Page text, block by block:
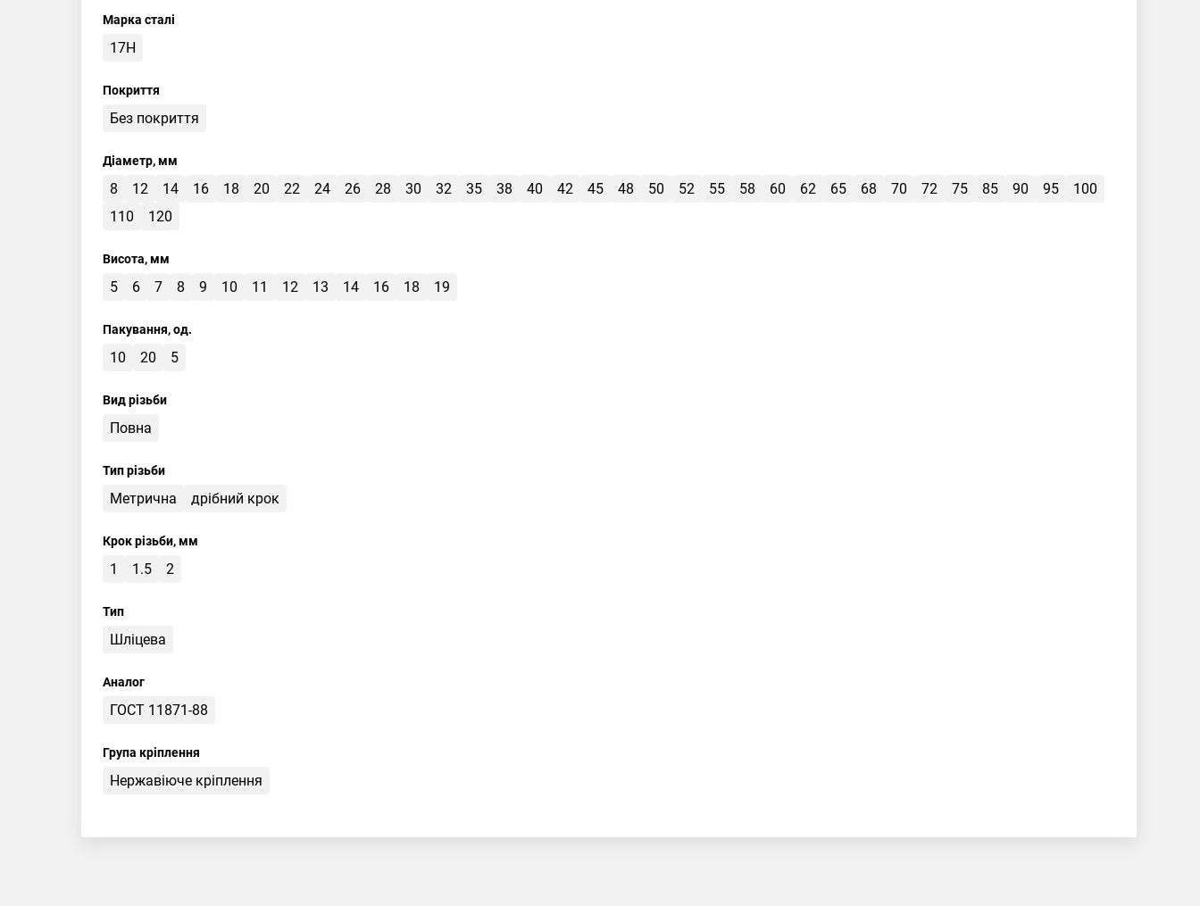
Марка сталі
17H
Покриття
Без покриття
Діаметр, мм
8 12 14 16 18 20 22 24 26 28 30 32 35 38 40 42 45 48 50 52 55 58 60 62 65 68 70 72 75 85 90 95
100
110
120
Висота, мм
5 6 7 8 9 10 11 12 13 14 16 18 19
Пакування, од.
10 20 5
Вид різьби
Повна
Тип різьби
Метрична дрібний крок
Крок різьби, мм
1 1.5 2
Тип
Шліцева
Аналог
ГОСТ 11871-88
Група кріплення
Нержавіюче кріплення